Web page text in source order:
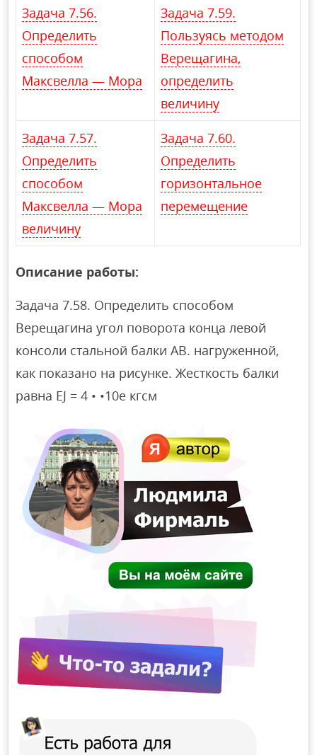
Задача 7.56.
Определить
способом
Максвелла — Мора
Задача 7.59.
Пользуясь методом
Верещагина,
определить
величину
Задача 7.57.
Определить
способом
Максвелла — Мора
величину
Задача 7.60.
Определить
горизонтальное
перемещение
Описание работы:
Задача 7.58. Определить способом
Верещагина угол поворота конца левой
консоли стальной балки АВ. нагруженной,
как показано на рисунке. Жесткость балки
равна EJ = 4 • •10е кгсм